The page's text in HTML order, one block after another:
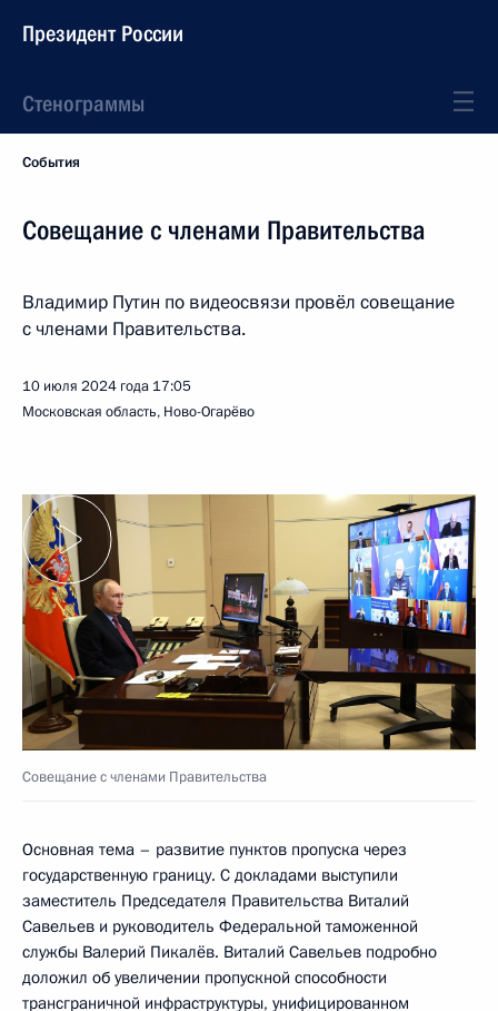
Президент России
Стенограммы
События
Совещание с членами Правительства
Владимир Путин по видеосвязи провёл совещание
с членами Правительства.
10 июля 2024 года 17:05
Московская область, Ново-Огарёво
Совещание с членами Правительства
Основная тема – развитие пунктов пропуска через
государственную границу. С докладами выступили
заместитель Председателя Правительства Виталий
Савельев и руководитель Федеральной таможенной
службы Валерий Пикалёв. Виталий Савельев подробно
доложил об увеличении пропускной способности
трансграничной инфраструктуры, унифицированном